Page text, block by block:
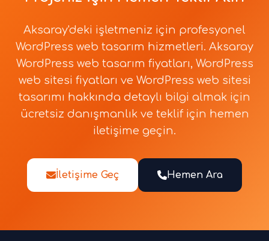
Aksaray'deki işletmeniz için profesyonel
WordPress web tasarım hizmetleri. Aksaray
WordPress web tasarım fiyatları, WordPress
web sitesi fiyatları ve WordPress web sitesi
tasarımı hakkında detaylı bilgi almak için
ücretsiz danışmanlık ve teklif için hemen
iletişime geçin.
İletişime Geç Hemen Ara